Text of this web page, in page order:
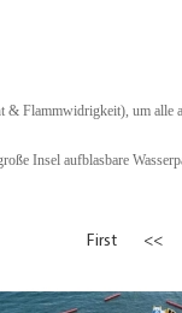
Flammwidrigkeit), um alle
Insel aufblasbare
First <<